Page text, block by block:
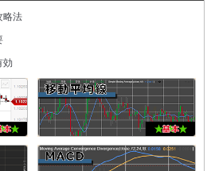
略法
効